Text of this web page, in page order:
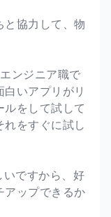
協力して、物
ンジニア職で
いアプリがリ
をして試して
をすぐに試し
ですから、好
アップできるか